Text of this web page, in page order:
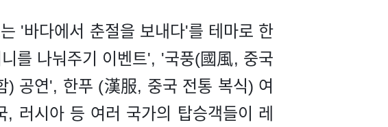
'바다에서 춘절을 보내다'를 테마로 한
를 나눠주기 이벤트', '국풍(國風, 중국
) 공연', 한푸 (漢服, 중국 전통 복식) 여
러시아 등 여러 국가의 탑승객들이 레